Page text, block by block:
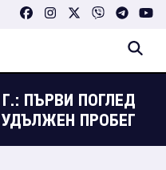
Г.: ПЪРВИ ПОГЛЕД
ПРОБЕГ